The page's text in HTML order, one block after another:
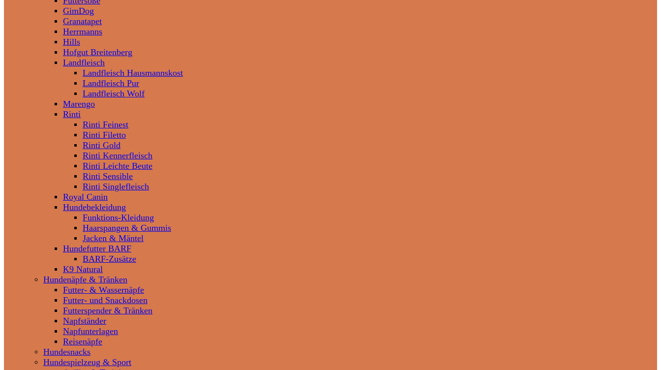
GimDog
Granatapet
Herrmanns
Hills
Hofgut Breitenberg
Landfleisch
Landfleisch Hausmannskost
Landfleisch Pur
Landfleisch Wolf
Marengo
Rinti
Rinti Feinest
Rinti Filetto
Rinti Gold
Rinti Kennerfleisch
Rinti Leichte Beute
Rinti Sensible
Rinti Singlefleisch
Royal Canin
Hundebekleidung
Funktions-Kleidung
Haarspangen & Gummis
Jacken & Mäntel
Hundefutter BARF
BARF-Zusätze
K9 Natural
Hundenäpfe & Tränken
Futter- & Wassernäpfe
Futter- und Snackdosen
Futterspender & Tränken
Napfständer
Napfunterlagen
Reisenäpfe
Hundesnacks
Hundespielzeug & Sport